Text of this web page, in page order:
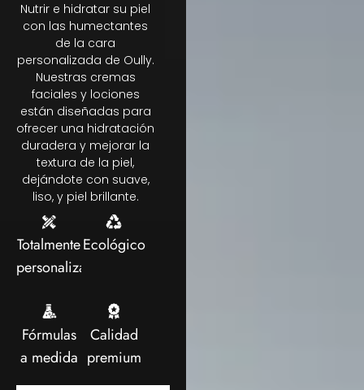
Nutrir e hidratar su piel
con las humectantes
de la cara
personalizada de Oully.
Nuestras cremas
faciales y lociones
están diseñadas para
ofrecer una hidratación
duradera y mejorar la
textura de la piel,
dejándote con suave,
liso, y piel brillante.
Totalmente
personalizable
Ecológico
Fórmulas
a medida
Calidad
premium